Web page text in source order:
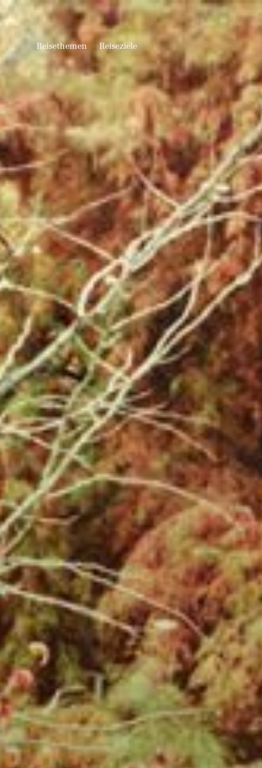
Reisethemen Reiseziele